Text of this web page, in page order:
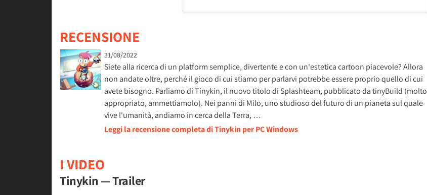
RECENSIONE
31/08/2022
Siete alla ricerca di un platform semplice, divertente e con un'estetica cartoon piacevole? Allora
non andate oltre, perché il gioco di cui stiamo per parlarvi potrebbe essere proprio quello di cui
avete bisogno. Parliamo di Tinykin, il nuovo titolo di Splashteam, pubblicato da tinyBuild (molto
appropriato, ammettiamolo). Nei panni di Milo, uno studioso del futuro di un pianeta sul quale
vive l'umanità, andiamo in cerca della Terra, …
Leggi la recensione completa di Tinykin per PC Windows
I VIDEO
Tinykin — Trailer